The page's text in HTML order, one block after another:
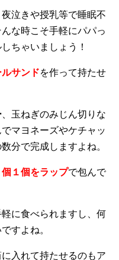
泣きや授乳等で睡眠不
な時こそ手軽にパパっ
ちゃいましょう！
ルサンドを作って持たせ
、玉ねぎのみじん切りな
マヨネーズやケチャッ
分で完成しますよね。
個１個をラップで包んで
に食べられますし、何
すよね。
入れて持たせるのもア